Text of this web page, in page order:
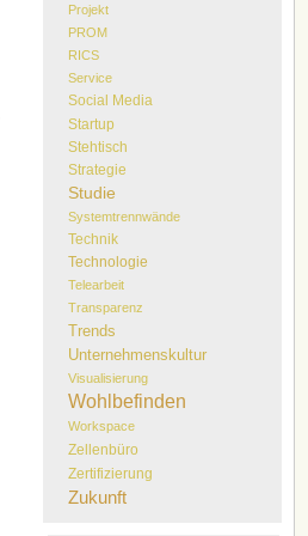
Projekt
PROM
RICS
Service
Social Media
Startup
Stehtisch
Strategie
Studie
Systemtrennwände
Technik
Technologie
Telearbeit
Transparenz
Trends
Unternehmenskultur
Visualisierung
Wohlbefinden
Workspace
Zellenbüro
Zertifizierung
Zukunft